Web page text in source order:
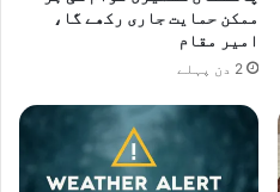
ممکن حمایت جاری رکھے گا،
امیر مقام
2 دن پہلے